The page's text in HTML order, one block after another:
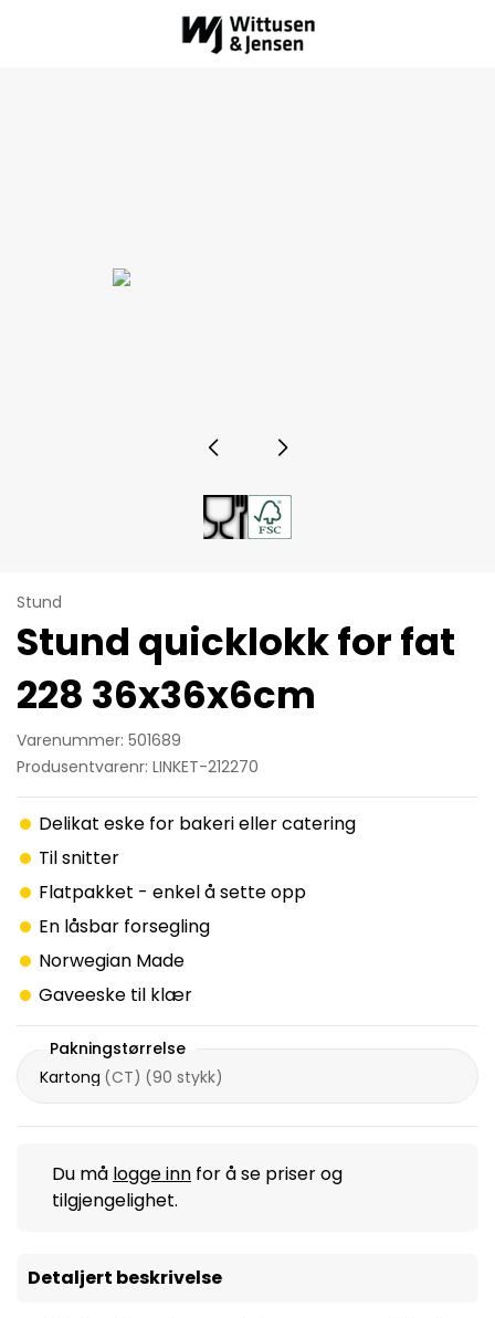
Stund
Stund quicklokk for fat
228 36x36x6cm
Varenummer: 501689
Produsentvarenr: LINKET-212270
Delikat eske for bakeri eller catering
Til snitter
Flatpakket - enkel å sette opp
En låsbar forsegling
Norwegian Made
Gaveeske til klær
Pakningstørrelse
Kartong (CT) (90 stykk)
Du må logge inn for å se priser og
tilgjengelighet.
Detaljert beskrivelse